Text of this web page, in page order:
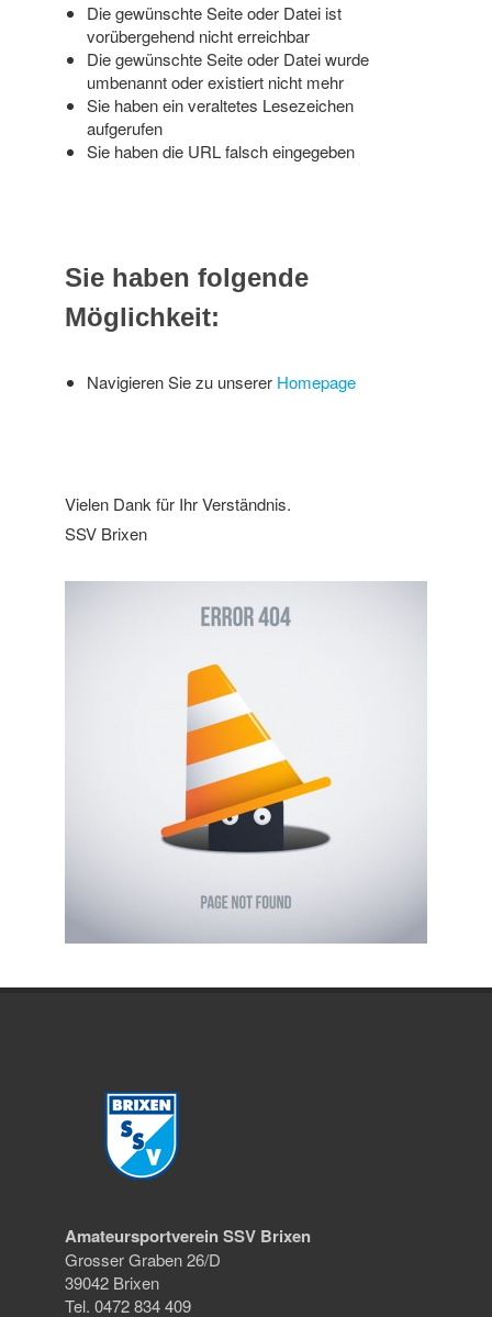
Die gewünschte Seite oder Datei ist
vorübergehend nicht erreichbar
Die gewünschte Seite oder Datei wurde
umbenannt oder existiert nicht mehr
Sie haben ein veraltetes Lesezeichen
aufgerufen
Sie haben die URL falsch eingegeben
Sie haben folgende
Möglichkeit:
Navigieren Sie zu unserer Homepage
Vielen Dank für Ihr Verständnis.
SSV Brixen
Amateursportverein SSV Brixen
Grosser Graben 26/D
39042 Brixen
Tel. 0472 834 409